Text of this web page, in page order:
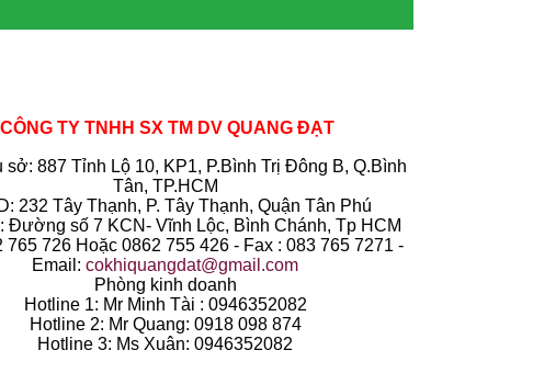
CÔNG TY TNHH SX TM DV QUANG ĐẠT
sở: 887 Tỉnh Lộ 10, KP1, P.Bình Trị Đông B, Q.Bình
Tân, TP.HCM
232 Tây Thạnh, P. Tây Thạnh, Quận Tân Phú
Đường số 7 KCN- Vĩnh Lộc, Bình Chánh, Tp HCM
765 726 Hoặc 0862 755 426 - Fax : 083 765 7271 -
Email:cokhiquangdat@gmail.com
Phòng kinh doanh
Hotline 1: Mr Minh Tài : 0946352082
Hotline 2: Mr Quang: 0918 098 874
Hotline 3: Ms Xuân: 0946352082